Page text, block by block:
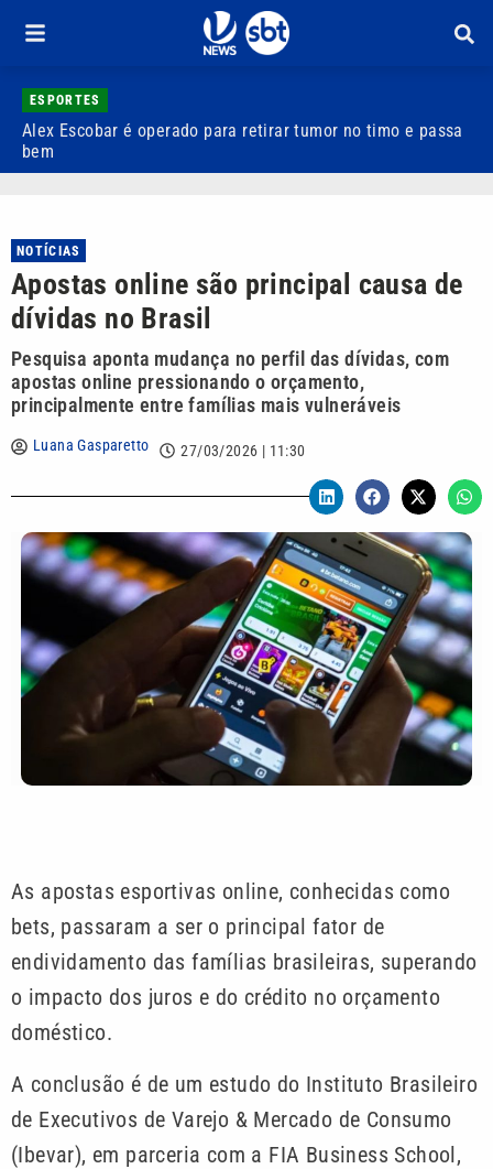
ESPORTES
Alex Escobar é operado para retirar tumor no timo e passa
bem
NOTÍCIAS
Apostas online são principal causa de
dívidas no Brasil
Pesquisa aponta mudança no perfil das dívidas, com
apostas online pressionando o orçamento,
principalmente entre famílias mais vulneráveis
Luana Gasparetto 27/03/2026 | 11:30
As apostas esportivas online, conhecidas como
bets, passaram a ser o principal fator de
endividamento das famílias brasileiras, superando
o impacto dos juros e do crédito no orçamento
doméstico.
A conclusão é de um estudo do Instituto Brasileiro
de Executivos de Varejo & Mercado de Consumo
(Ibevar), em parceria com a FIA Business School,